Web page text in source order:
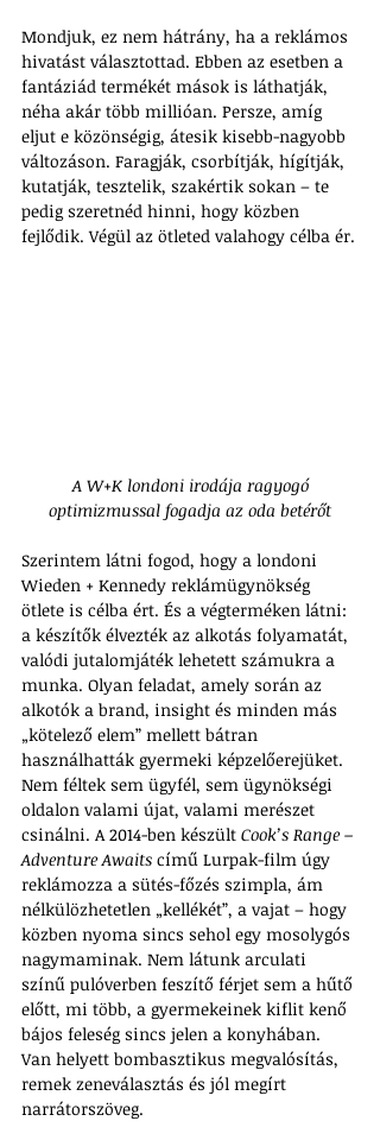
Mondjuk, ez nem hátrány, ha a reklámos
hivatást választottad. Ebben az esetben a
fantáziád termékét mások is láthatják,
néha akár több millióan. Persze, amíg
eljut e közönségig, átesik kisebb-nagyobb
változáson. Faragják, csorbítják, hígítják,
kutatják, tesztelik, szakértik sokan – te
pedig szeretnéd hinni, hogy közben
fejlődik. Végül az ötleted valahogy célba ér.
optimizmussal fogadja az oda betérőt
Szerintem látni fogod, hogy a londoni
Wieden + Kennedy reklámügynökség
ötlete is célba ért. És a végterméken látni:
a készítők élvezték az alkotás folyamatát,
valódi jutalomjáték lehetett számukra a
munka. Olyan feladat, amely során az
alkotók a brand, insight és minden más
„kötelező elem” mellett bátran
használhatták gyermeki képzelőerejüket.
Nem féltek sem ügyfél, sem ügynökségi
oldalon valami újat, valami merészet
csinálni. A 2014-ben készült Cook’s Range –
Adventure Awaits című Lurpak-film úgy
reklámozza a sütés-főzés szimpla, ám
nélkülözhetetlen „kellékét”, a vajat – hogy
közben nyoma sincs sehol egy mosolygós
nagymaminak. Nem látunk arculati
színű pulóverben feszítő férjet sem a hűtő
előtt, mi több, a gyermekeinek kiflit kenő
bájos feleség sincs jelen a konyhában.
Van helyett bombasztikus megvalósítás,
remek zeneválasztás és jól megírt
narrátorszöveg.